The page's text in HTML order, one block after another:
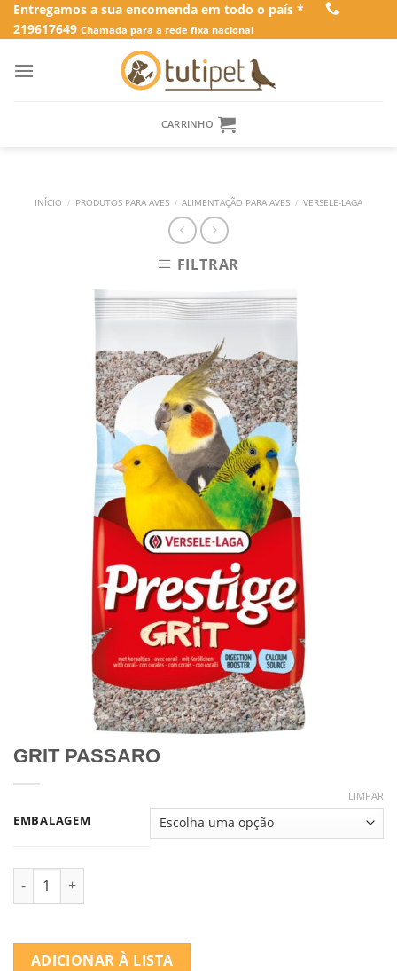
SkipEntregamos a sua encomenda em todo o país *
219617649 Chamada para a rede fixa nacional
CARRINHO
INÍCIO / PRODUTOS PARA AVES / ALIMENTAÇÃO PARA AVES / VERSELE-LAGA
FILTRAR
GRIT PASSARO
EMBALAGEM
LIMPAR
Quantidade de GRIT PASSARO
ADICIONAR À LISTA